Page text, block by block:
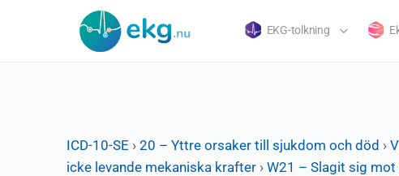
EKG-tolkning
ICD-10-SE › 20 – Yttre orsaker till sjukdom och död ›
icke levande mekaniska krafter › W21 – Slagit sig